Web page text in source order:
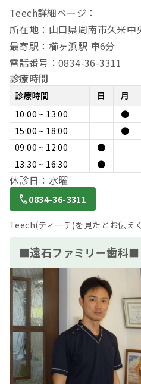
Teech詳細ページ：
所在地：山口県周南市久米中
最寄駅：櫛ヶ浜駅 車6分
電話番号：0834-36-3311
診療時間
診療時間 日 月
10:00 ~ 13:00
●
15:00 ~ 18:00
●
09:00 ~ 12:00
●
13:30 ~ 16:30
●
休診日：水曜
0834-36-3311
Teech(ティーチ)を見たとお伝え
■遠石ファミリー歯科■